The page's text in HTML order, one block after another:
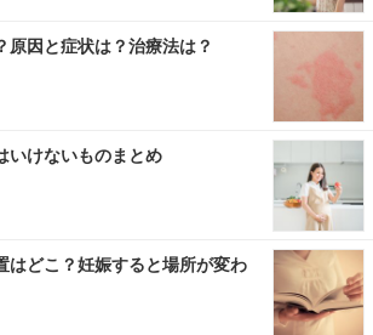
原因と症状は？治療法は？
いけないものまとめ
はどこ？妊娠すると場所が変わ